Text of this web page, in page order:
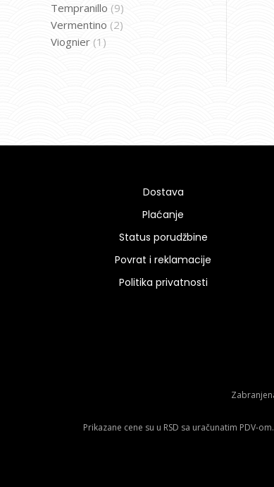
Tempranillo (9)
Vermentino (2)
Viognier (1)
Dostava
Plaćanje
Status porudžbine
Povrat i reklamacije
Politika privatnosti
Prikazane cene su u RSD sa uračunatim